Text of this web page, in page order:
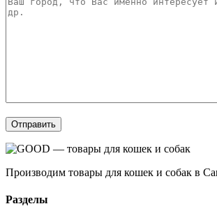
Производим товары для кошек и собак в
Разделы